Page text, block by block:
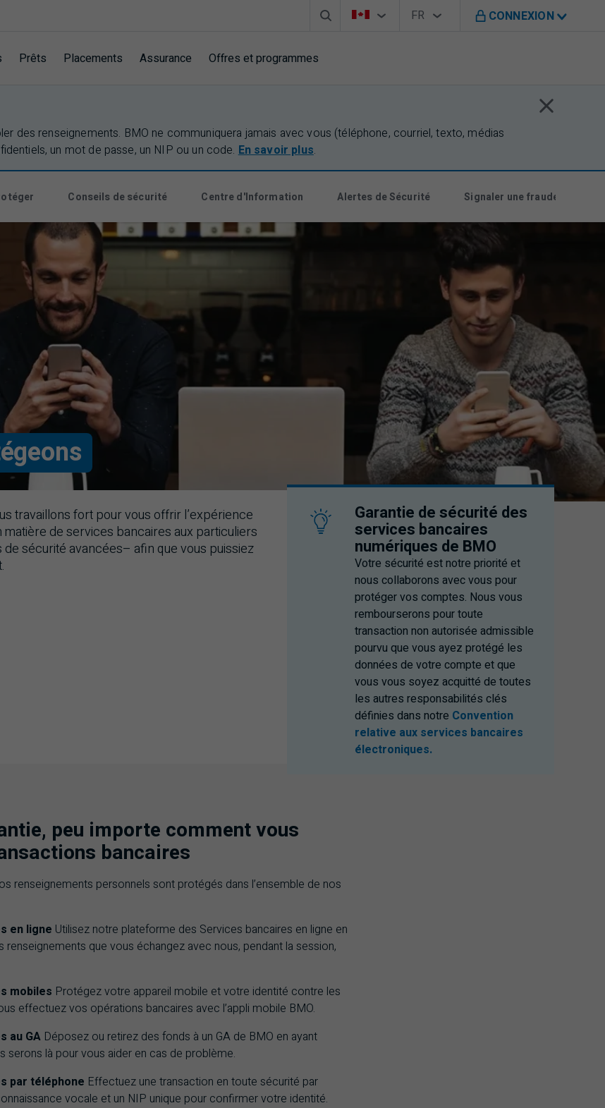
Barre de recherche
Sélecteur de pays
Vous êtes sur le site de B M O au Canada
Sélecteur de langue
FR
Français CONNEXION
Prêts Placements Assurance Offres et programmes
des renseignements. BMO ne communiquera jamais avec vous (téléphone, courriel, texto, médias
un mot de passe, un NIP ou un code.En savoir plus.
Conseils de sécurité Centre d'Information Alertes de Sécurité Signaler une fraude
travaillons fort pour vous offrir l’expérience
de services bancaires aux particuliers
sécurité avancées– afin que vous puissiez
Garantie de sécurité des
services bancaires
numériques de BMO
Votre sécurité est notre priorité et
nous collaborons avec vous pour
protéger vos comptes. Nous vous
rembourserons pour toute
transaction non autorisée admissible
pourvu que vous ayez protégé les
données de votre compte et que
vous vous soyez acquitté de toutes
les autres responsabilités clés
définies dans notre Convention
relative aux services bancaires
électroniques.
peu importe comment vous
bancaires
renseignements personnels sont protégés dans l’ensemble de nos
en ligne Utilisez notre plateforme des Services bancaires en ligne en
renseignements que vous échangez avec nous, pendant la session,
mobiles Protégez votre appareil mobile et votre identité contre les
effectuez vos opérations bancaires avec l’appli mobile BMO.
au GA Déposez ou retirez des fonds à un GA de BMO en ayant
serons là pour vous aider en cas de problème.
par téléphone Effectuez une transaction en toute sécurité par
vocale et un NIP unique pour confirmer votre identité.